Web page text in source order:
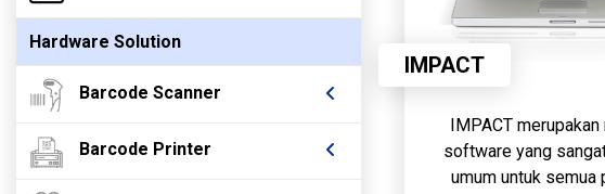
Hardware Solution
Barcode Scanner
Barcode Printer
IMPACT
IMPACT merupakan
software yang
umum untuk semua